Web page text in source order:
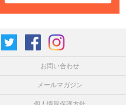
お問い合わせ
メールマガジン